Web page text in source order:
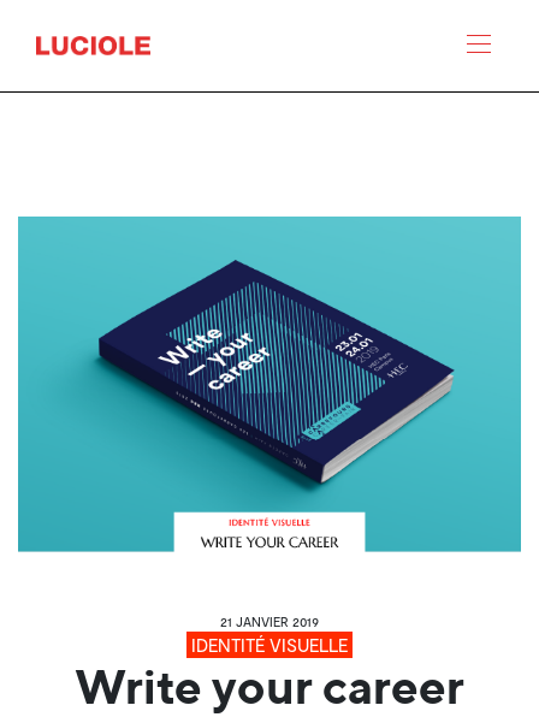
21 JANVIER 2019
IDENTITÉ VISUELLE
Write your career